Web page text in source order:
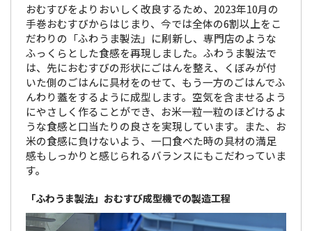
おむすびをよりおいしく改良するため、2023年10月の
手巻おむすびからはじまり、今では全体の6割以上をこ
だわりの「ふわうま製法」に刷新し、専門店のような
ふっくらとした食感を再現しました。ふわうま製法で
は、先におむすびの形状にごはんを整え、くぼみが付
いた側のごはんに具材をのせて、もう一方のごはんでふ
んわり蓋をするように成型します。空気を含ませるよう
にやさしく作ることができ、お米一粒一粒のほどけるよ
うな食感と口当たりの良さを実現しています。また、お
米の食感に負けないよう、一口食べた時の具材の満足
感もしっかりと感じられるバランスにもこだわっていま
す。
「ふわうま製法」おむすび成型機での製造工程